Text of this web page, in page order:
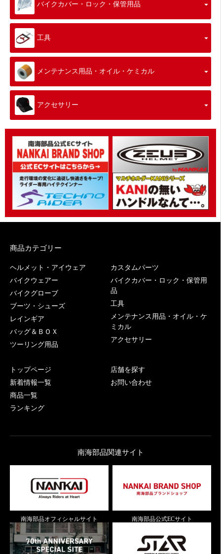
バイクカバー・ロック・保管用品
工具
メンテナンス用品・オイル・ケミカル
アクセサリー
商品カテゴリー
ヘルメット・アイウェア
バイクウェアー
バイクグローブ
ブーツ・シューズ
レインギア
バッグ＆ＢＯＸ
ツーリング用品
カスタムパーツ
バイクカバー・ロック・保管用
品
工具
メンテナンス用品・オイル・ケ
ミカル
アクセサリー
トップページ
新着情報一覧
商品一覧
ランキング
店舗を探す
お問い合わせ
南海部品関連サイト
南海部品オフィシャルサイト 南海部品公式ECサイト